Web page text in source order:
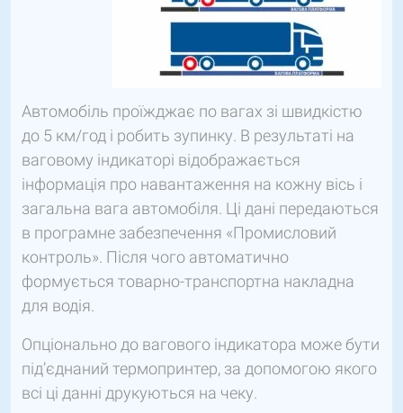
Автомобіль проїжджає по вагах зі швидкістю
до 5 км/год і робить зупинку. В результаті на
ваговому індикаторі відображається
інформація про навантаження на кожну вісь і
загальна вага автомобіля. Ці дані передаються
в програмне забезпечення «Промисловий
контроль». Після чого автоматично
формується товарно-транспортна накладна
для водія.
Опціонально до вагового індикатора може бути
під’єднаний термопринтер, за допомогою якого
всі ці данні друкуються на чеку.